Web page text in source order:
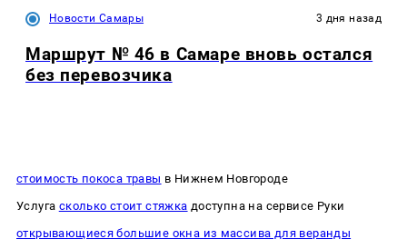
Новости Самары 3 дня назад
Маршрут № 46 в Самаре вновь остался
без перевозчика
стоимость покоса травы в Нижнем Новгороде
Услуга сколько стоит стяжка доступна на сервисе Руки
открывающиеся большие окна из массива для веранды